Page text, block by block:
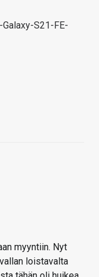
S21-FE-
myyntiin. Nyt
loistavalta